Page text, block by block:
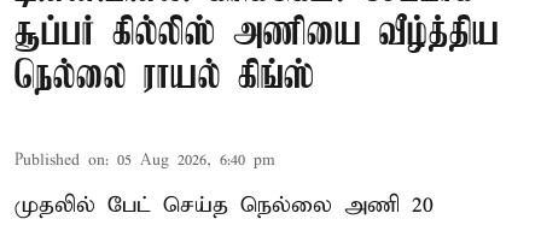
சூப்பர் கில்லிஸ் அணியை வீழ்த்திய
நெல்லை ராயல் கிங்ஸ்
Published on: 05 Aug 2026, 6:40 pm
முதலில் பேட் செய்த நெல்லை அணி 20